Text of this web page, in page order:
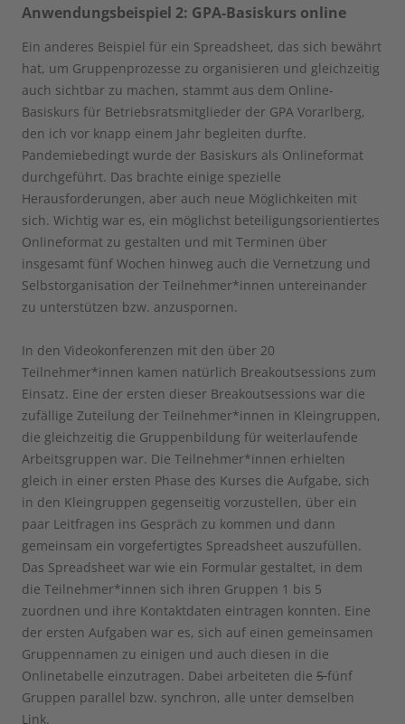
Anwendungsbeispiel 2: GPA-Basiskurs online
Ein anderes Beispiel für ein Spreadsheet, das sich bewährt
hat, um Gruppenprozesse zu organisieren und gleichzeitig
auch sichtbar zu machen, stammt aus dem Online-
Basiskurs für Betriebsratsmitglieder der GPA Vorarlberg,
den ich vor knapp einem Jahr begleiten durfte.
Pandemiebedingt wurde der Basiskurs als Onlineformat
durchgeführt. Das brachte einige spezielle
Herausforderungen, aber auch neue Möglichkeiten mit
sich. Wichtig war es, ein möglichst beteiligungsorientiertes
Onlineformat zu gestalten und mit Terminen über
insgesamt fünf Wochen hinweg auch die Vernetzung und
Selbstorganisation der Teilnehmer*innen untereinander
zu unterstützen bzw. anzuspornen.
In den Videokonferenzen mit den über 20
Teilnehmer*innen kamen natürlich Breakoutsessions zum
Einsatz. Eine der ersten dieser Breakoutsessions war die
zufällige Zuteilung der Teilnehmer*innen in Kleingruppen,
die gleichzeitig die Gruppenbildung für weiterlaufende
Arbeitsgruppen war. Die Teilnehmer*innen erhielten
gleich in einer ersten Phase des Kurses die Aufgabe, sich
in den Kleingruppen gegenseitig vorzustellen, über ein
paar Leitfragen ins Gespräch zu kommen und dann
gemeinsam ein vorgefertigtes Spreadsheet auszufüllen.
Das Spreadsheet war wie ein Formular gestaltet, in dem
die Teilnehmer*innen sich ihren Gruppen 1 bis 5
zuordnen und ihre Kontaktdaten eintragen konnten. Eine
der ersten Aufgaben war es, sich auf einen gemeinsamen
Gruppennamen zu einigen und auch diesen in die
Onlinetabelle einzutragen. Dabei arbeiteten die 5fünf
Gruppen parallel bzw. synchron, alle unter demselben
Link.